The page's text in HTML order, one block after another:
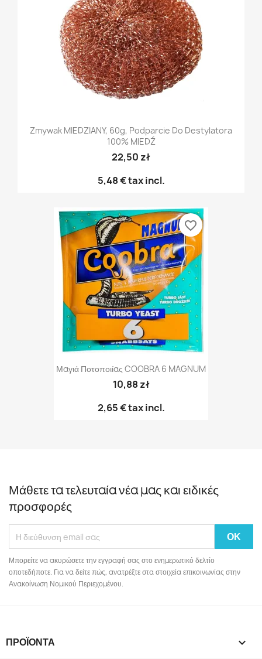
Zmywak MIEDZIANY, 60g, Podparcie Do Destylatora
100% MIEDŹ
22,50 zł
5,48 €tax incl.
Μαγιά Ποτοποιίας COOBRA 6 MAGNUM
10,88 zł
2,65 €tax incl.
favorite_border
Μάθετε τα τελευταία νέα μας και ειδικές
προσφορές
Μπορείτε να ακυρώσετε την εγγραφή σας στο ενημερωτικό δελτίο
οποτεδήποτε. Για να δείτε πώς, ανατρέξτε στα στοιχεία επικοινωνίας στην
Ανακοίνωση Νομικού Περιεχομένου.
ΠΡΟΪΌΝΤΑ 